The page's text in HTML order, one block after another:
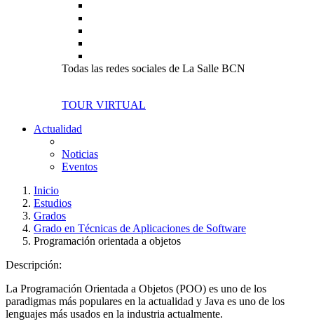
Todas las redes sociales de La Salle BCN
TOUR VIRTUAL
Actualidad
Noticias
Eventos
Inicio
Estudios
Grados
Grado en Técnicas de Aplicaciones de Software
Programación orientada a objetos
Descripción:
La Programación Orientada a Objetos (POO) es uno de los
paradigmas más populares en la actualidad y Java es uno de los
lenguajes más usados en la industria actualmente.